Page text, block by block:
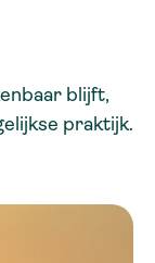
blijft,
praktijk.